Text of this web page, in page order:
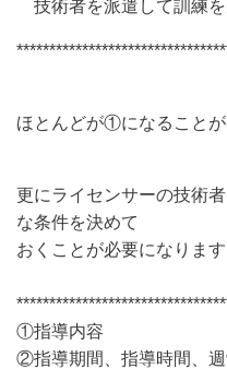
技術者を派遣して訓練を
ほとんどが①になることが
更にライセンサーの技術
な条件を決めて
おくことが必要になります
①指導内容
②指導期間、指導時間、